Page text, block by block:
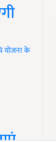
योजना के